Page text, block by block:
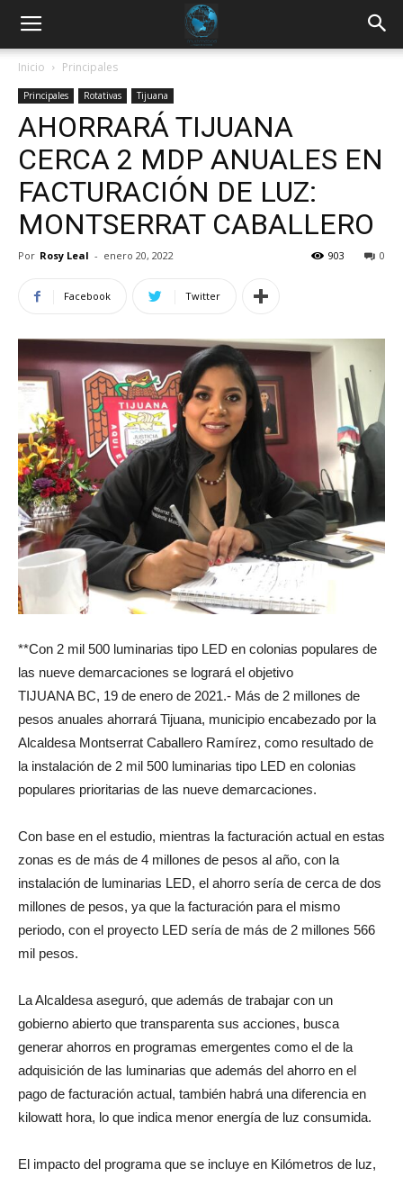
Inicio Principales
Principales Rotativas Tijuana
AHORRARÁ TIJUANA
CERCA 2 MDP ANUALES EN
FACTURACIÓN DE LUZ:
MONTSERRAT CABALLERO
Por Rosy Leal - enero 20, 2022 0
903
Facebook Twitter
**Con 2 mil 500 luminarias tipo LED en colonias populares de
las nueve demarcaciones se logrará el objetivo
TIJUANA BC, 19 de enero de 2021.- Más de 2 millones de
pesos anuales ahorrará Tijuana, municipio encabezado por la
Alcaldesa Montserrat Caballero Ramírez, como resultado de
la instalación de 2 mil 500 luminarias tipo LED en colonias
populares prioritarias de las nueve demarcaciones.
Con base en el estudio, mientras la facturación actual en estas
zonas es de más de 4 millones de pesos al año, con la
instalación de luminarias LED, el ahorro sería de cerca de dos
millones de pesos, ya que la facturación para el mismo
periodo, con el proyecto LED sería de más de 2 millones 566
mil pesos.
La Alcaldesa aseguró, que además de trabajar con un
gobierno abierto que transparenta sus acciones, busca
generar ahorros en programas emergentes como el de la
adquisición de las luminarias que además del ahorro en el
pago de facturación actual, también habrá una diferencia en
kilowatt hora, lo que indica menor energía de luz consumida.
El impacto del programa que se incluye en Kilómetros de luz,